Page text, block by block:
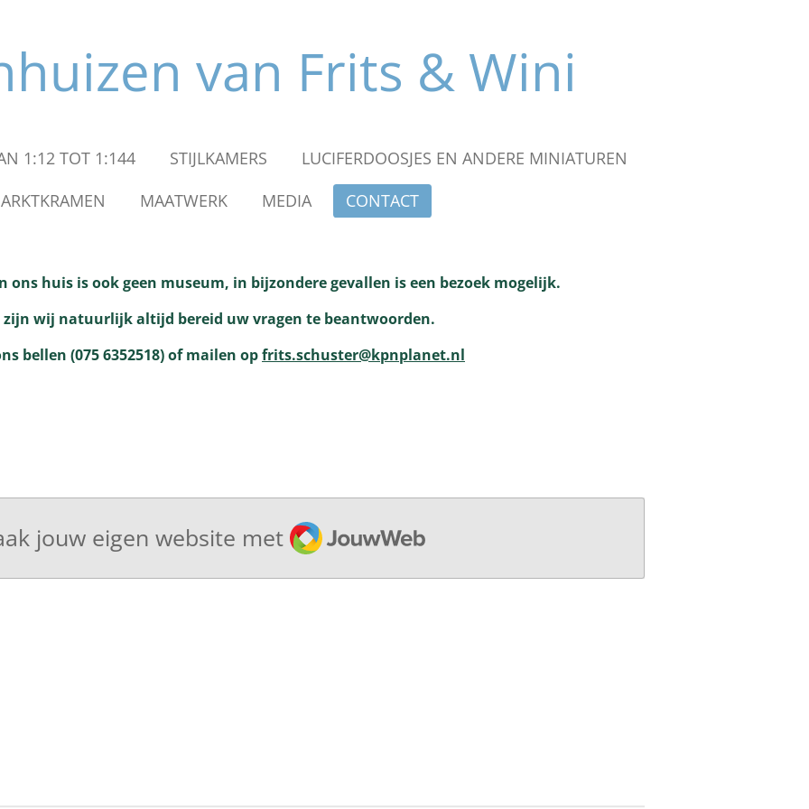
van Frits & Wini
1:12 TOT 1:144 STIJLKAMERS
LUCIFERDOOSJES EN ANDERE MINIATUREN
MAATWERK MEDIA CONTACT
ons huis is ook geen museum, in bijzondere gevallen is een bezoek mogelijk.
zijn wij natuurlijk altijd bereid uw vragen te beantwoorden.
bellen (075 6352518) of mailen opfrits.schuster@kpnplanet.nl
jouw eigen website met JouwWeb